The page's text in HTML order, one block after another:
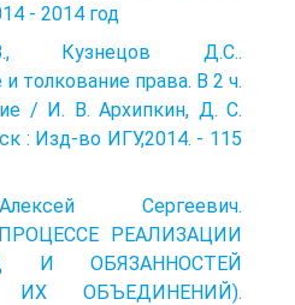
- 2014 год
Кузнецов Д.С..
толкование права. В 2 ч.
/ И. В. Архипкин, Д. С.
: Изд-во ИГУ,2014. - 115
Сергеевич.
РЕАЛИЗАЦИИ
И ОБЯЗАННОСТЕЙ
ОБЪЕДИНЕНИЙ).